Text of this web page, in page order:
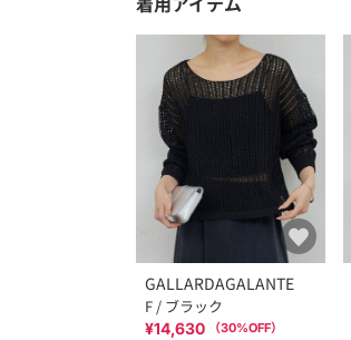
GALLARDAGALANTE
F / ブラック
¥14,630 （30%OFF）